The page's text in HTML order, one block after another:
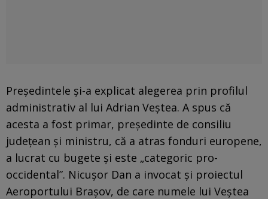
Președintele și-a explicat alegerea prin profilul
administrativ al lui Adrian Veștea. A spus că
acesta a fost primar, președinte de consiliu
județean și ministru, că a atras fonduri europene,
a lucrat cu bugete și este „categoric pro-
occidental”. Nicușor Dan a invocat și proiectul
Aeroportului Brașov, de care numele lui Veștea